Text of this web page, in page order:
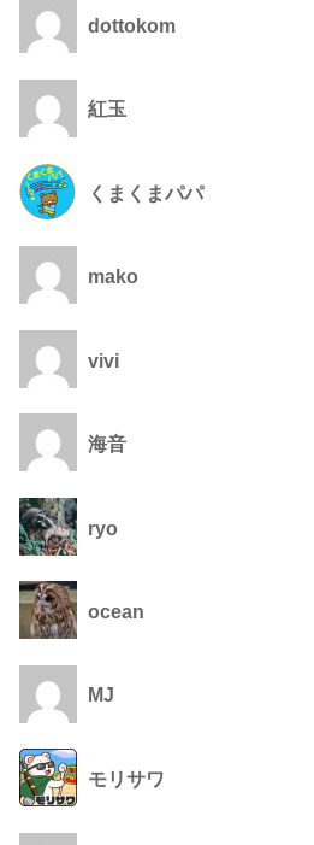
dottokom
紅玉
くまくまパパ
mako
vivi
海音
ryo
ocean
MJ
モリサワ